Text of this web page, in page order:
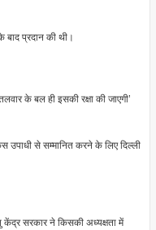
प्रदान की थी।
के बल ही इसकी रक्षा की जाएगी’
उपाधी से सम्मानित करने के लिए दिल्ली
केंद्र सरकार ने किसकी अध्यक्षता में